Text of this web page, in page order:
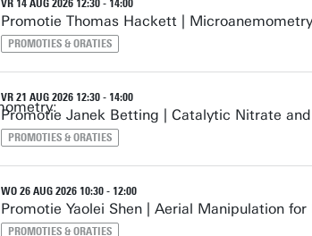
VR 14 AUG 2026 12:30 - 14:00
Promotie Thomas Hackett |
PROMOTIES & ORATIES
VR 21 AUG 2026 12:30 - 14:00
Promotie Janek Betting | Catalytic Nitrate
PROMOTIES & ORATIES
WO 26 AUG 2026 10:30 - 12:00
Promotie Yaolei Shen | Aerial Manipulation
PROMOTIES & ORATIES